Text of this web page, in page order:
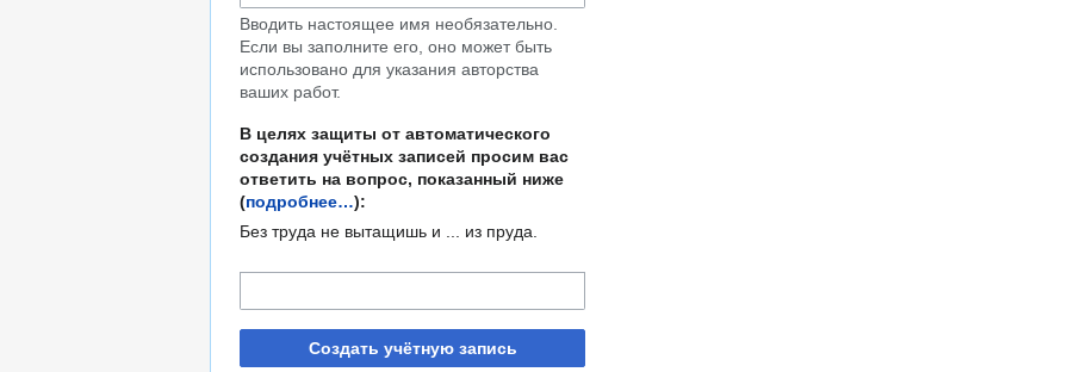
Вводить настоящее имя необязательно.
Если вы заполните его, оно может быть
использовано для указания авторства
ваших работ.
В целях защиты от автоматического
создания учётных записей просим вас
ответить на вопрос, показанный ниже
(подробнее…):
Без труда не вытащишь и ... из пруда.
Создать учётную запись